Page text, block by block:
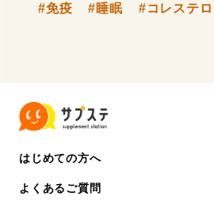
#免疫 #睡眠 #コレステ
はじめての方へ
よくあるご質問